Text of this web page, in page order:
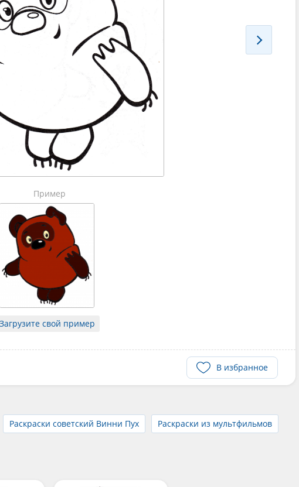
Пример
свой пример
В избранное
Раскраски советский Винни Пух Раскраски из мультфильмов